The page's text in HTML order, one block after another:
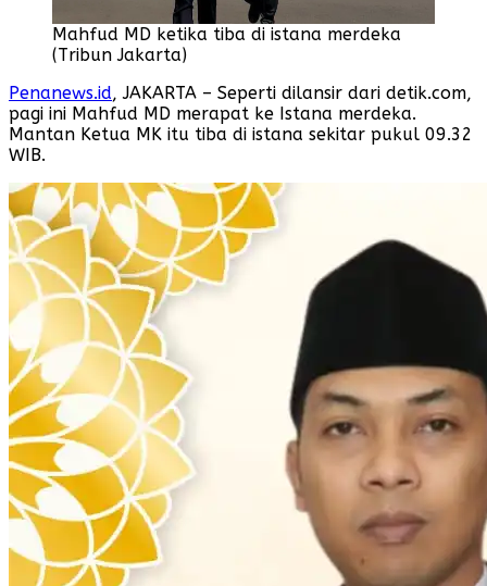
Mahfud MD ketika tiba di istana merdeka
(Tribun Jakarta)
Penanews.id, JAKARTA – Seperti dilansir dari detik.com,
pagi ini Mahfud MD merapat ke Istana merdeka.
Mantan Ketua MK itu tiba di istana sekitar pukul 09.32
WIB.